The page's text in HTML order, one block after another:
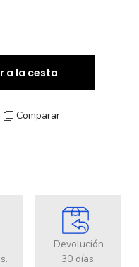
a la cesta
Comparar
Devolución
30 días.